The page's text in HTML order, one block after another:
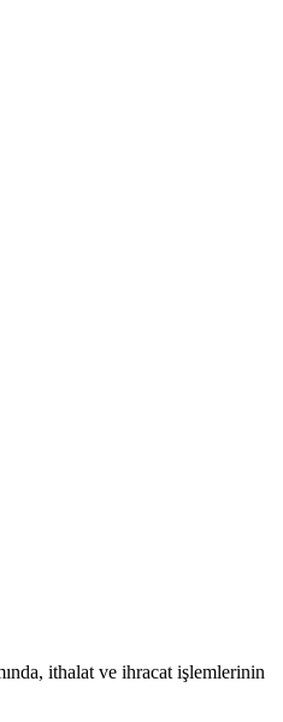
ithalat ve ihracat işlemlerinin